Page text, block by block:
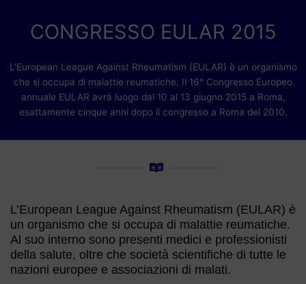
CONGRESSO EULAR 2015
L'European League Against Rheumatism (EULAR) è un organismo
che si occupa di malattie reumatiche. Il 16° Congresso Europeo
annuale EULAR avrà luogo dal 10 al 13 giugno 2015 a Roma,
esattamente cinque anni dopo il congresso a Roma del 2010.
L’European League Against Rheumatism (EULAR) è
un organismo che si occupa di malattie reumatiche.
Al suo interno sono presenti medici e professionisti
della salute, oltre che società scientifiche di tutte le
nazioni europee e associazioni di malati.